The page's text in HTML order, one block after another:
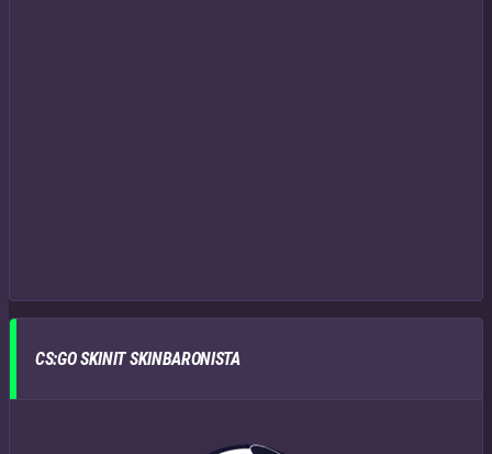
CS:GO SKINIT SKINBARONISTA